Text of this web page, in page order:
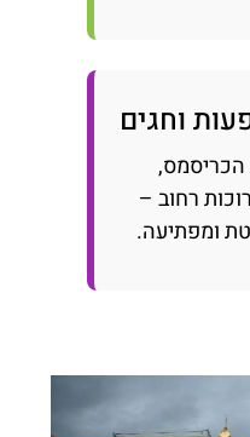
וחגים
הכריסמס,
רחוב –
ומפתיעה.